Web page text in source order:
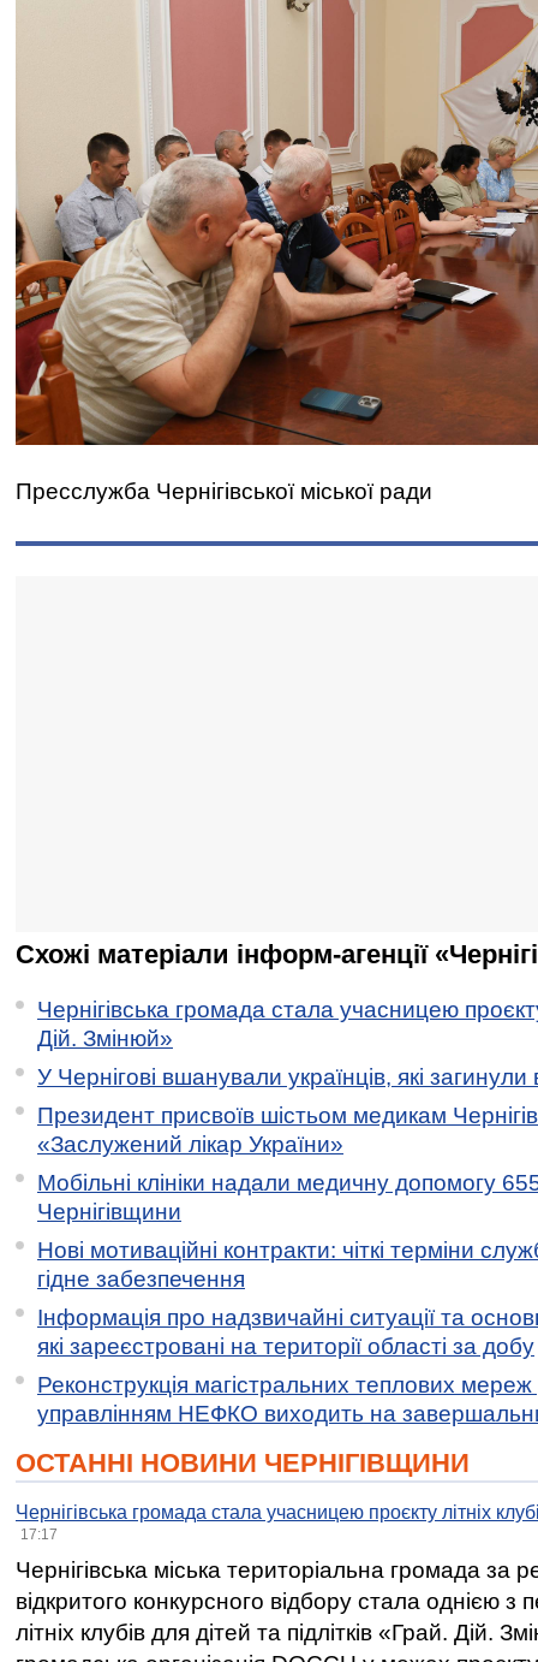
Пресслужба Чернігівської міської ради
Схожі матеріали інформ-агенції
Чернігівська громада стала учасницею
Дій. Змінюй»
У Чернігові вшанували українців, які загинули
Президент присвоїв шістьом медикам
«Заслужений лікар України»
Мобільні клініки надали медичну допомогу
Чернігівщини
Нові мотиваційні контракти: чіткі терміни
гідне забезпечення
Інформація про надзвичайні ситуації та
які зареєстровані на території області за добу
Реконструкція магістральних теплових мереж
управлінням НЕФКО виходить на
ОСТАННІ НОВИНИ ЧЕРНІГІВЩИНИ
Чернігівська громада стала учасницею проєкту літніх
17:17
Чернігівська міська територіальна громада за
відкритого конкурсного відбору стала однією
літніх клубів для дітей та підлітків «Грай. Дій.